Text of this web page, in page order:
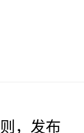
，发布